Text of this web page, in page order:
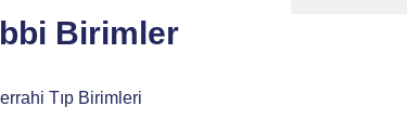
Birimler
Tıp Birimleri